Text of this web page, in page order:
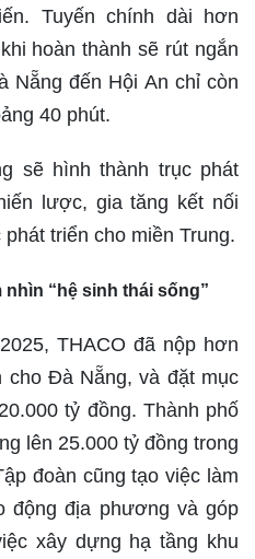
Tuyến chính dài hơn
hoàn thành sẽ rút ngắn
Nẵng đến Hội An chỉ còn
40 phút.
sẽ hình thành trục phát
lược, gia tăng kết nối
triển cho miền Trung.
nhìn “hệ sinh thái sống”
THACO đã nộp hơn
cho Đà Nẵng, và đặt mục
tỷ đồng. Thành phố
lên 25.000 tỷ đồng trong
đoàn cũng tạo việc làm
động địa phương và góp
xây dựng hạ tầng khu